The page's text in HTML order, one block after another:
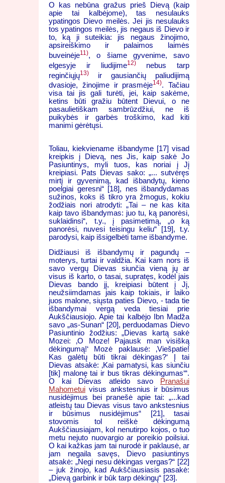
O kas nebūna gražus prieš Dievą (kaip
apie tai kalbėjome), tas nesulauks
ypatingos Dievo meilės. Jei jis nesulauks
tos ypatingos meilės, jis negaus iš Dievo ir
to, ką ji suteikia: jis negaus žinojimo,
apsireiškimo ir palaimos laimės
buveinėje11), o šiame gyvenime, savo
elgesyje ir liudijime12)nebus tarp
reginčiųjų13) ir gausiančių paliudijimą
dvasioje, žinojime ir prasmėje14). Tačiau
visa tai jis gali turėti, jei, kaip sakėme,
ketins būti gražiu būtent Dievui, o ne
pasaulietiškam sambrūzdžiui, ne iš
puikybės ir garbės troškimo, kad kiti
manimi gėrėtųsi.
Toliau, kiekviename išbandyme [17] visad
kreipkis į Dievą, nes Jis, kaip sakė Jo
Pasiuntinys, myli tuos, kas noriai į Jį
kreipiasi. Pats Dievas sako: „... sutvėręs
mirtį ir gyvenimą, kad išbandytų, kieno
poelgiai geresni“ [18], nes išbandydamas
sužinos, koks iš tikro yra žmogus, kokiu
žodžiais nori atrodyti: „Tai – ne kas kita
kaip tavo išbandymas: juo tu, ką panorėsi,
suklaidinsi“, t.y., į pasimetimą, „o ką
panorėsi, nuvesi teisingu keliu“ [19], t.y.
parodysi, kaip išsigelbėti tame išbandyme.
Didžiausi iš išbandymų ir pagundų –
moterys, turtai ir valdžia. Kai kam nors iš
savo vergų Dievas siunčia vieną jų ar
visus iš karto, o tasai, supratęs, kodėl jais
Dievas bando jį, kreipiasi būtent į Jį,
neužsiimdamas jais kaip tokiais, ir laiko
juos malone, siųsta paties Dievo, - tada tie
išbandymai vergą veda tiesiai prie
Aukščiausiojo. Apie tai kalbėjo Ibn Madža
savo „as-Sunan“ [20], perduodamas Dievo
Pasiuntinio žodžius: „Dievas kartą sakė
Mozei: ‚O Moze! Pajausk man visišką
dėkingumą!‘ Mozė paklausė: ‚Viešpatie!
Kas galėtų būti tikrai dėkingas?‘ Į tai
Dievas atsakė: ‚Kai pamatysi, kas siunčiu
[tik] malonę tai ir bus tikras dėkingumas‘“.
O kai Dievas atleido savo
Pranašui
Mahometui visus ankstesnius ir būsimus
nusidėjimus bei pranešė apie tai: „...kad
atleistų tau Dievas visus tavo ankstesnius
ir būsimus nusidėjimus“ [21], tasai
stovomis tol reiškė dėkingumą
Aukščiausiajam, kol nenutirpo kojos, o tuo
metu nejuto nuovargio ar poreikio poilsiui.
O kai kažkas jam tai nurodė ir paklausė, ar
jam negaila savęs, Dievo pasiuntinys
atsakė: „Negi nesu dėkingas vergas?“ [22]
– juk žinojo, kad Aukščiausiasis pasakė:
„Dievą garbink ir būk tarp dėkingų“ [23].